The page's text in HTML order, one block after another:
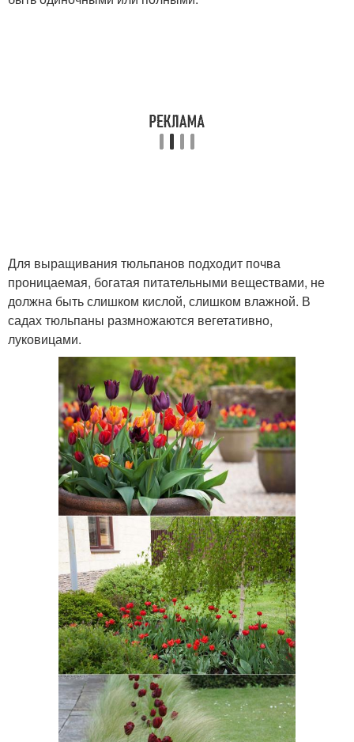
Для выращивания тюльпанов подходит почва
проницаемая, богатая питательными веществами, не
должна быть слишком кислой, слишком влажной. В
садах тюльпаны размножаются вегетативно,
луковицами.